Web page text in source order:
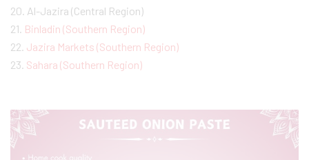
20. Al-Jazira (Central Region)
21. Binladin (Southern Region)
22. Jazira Markets (Southern Region)
23. Sahara (Southern Region)